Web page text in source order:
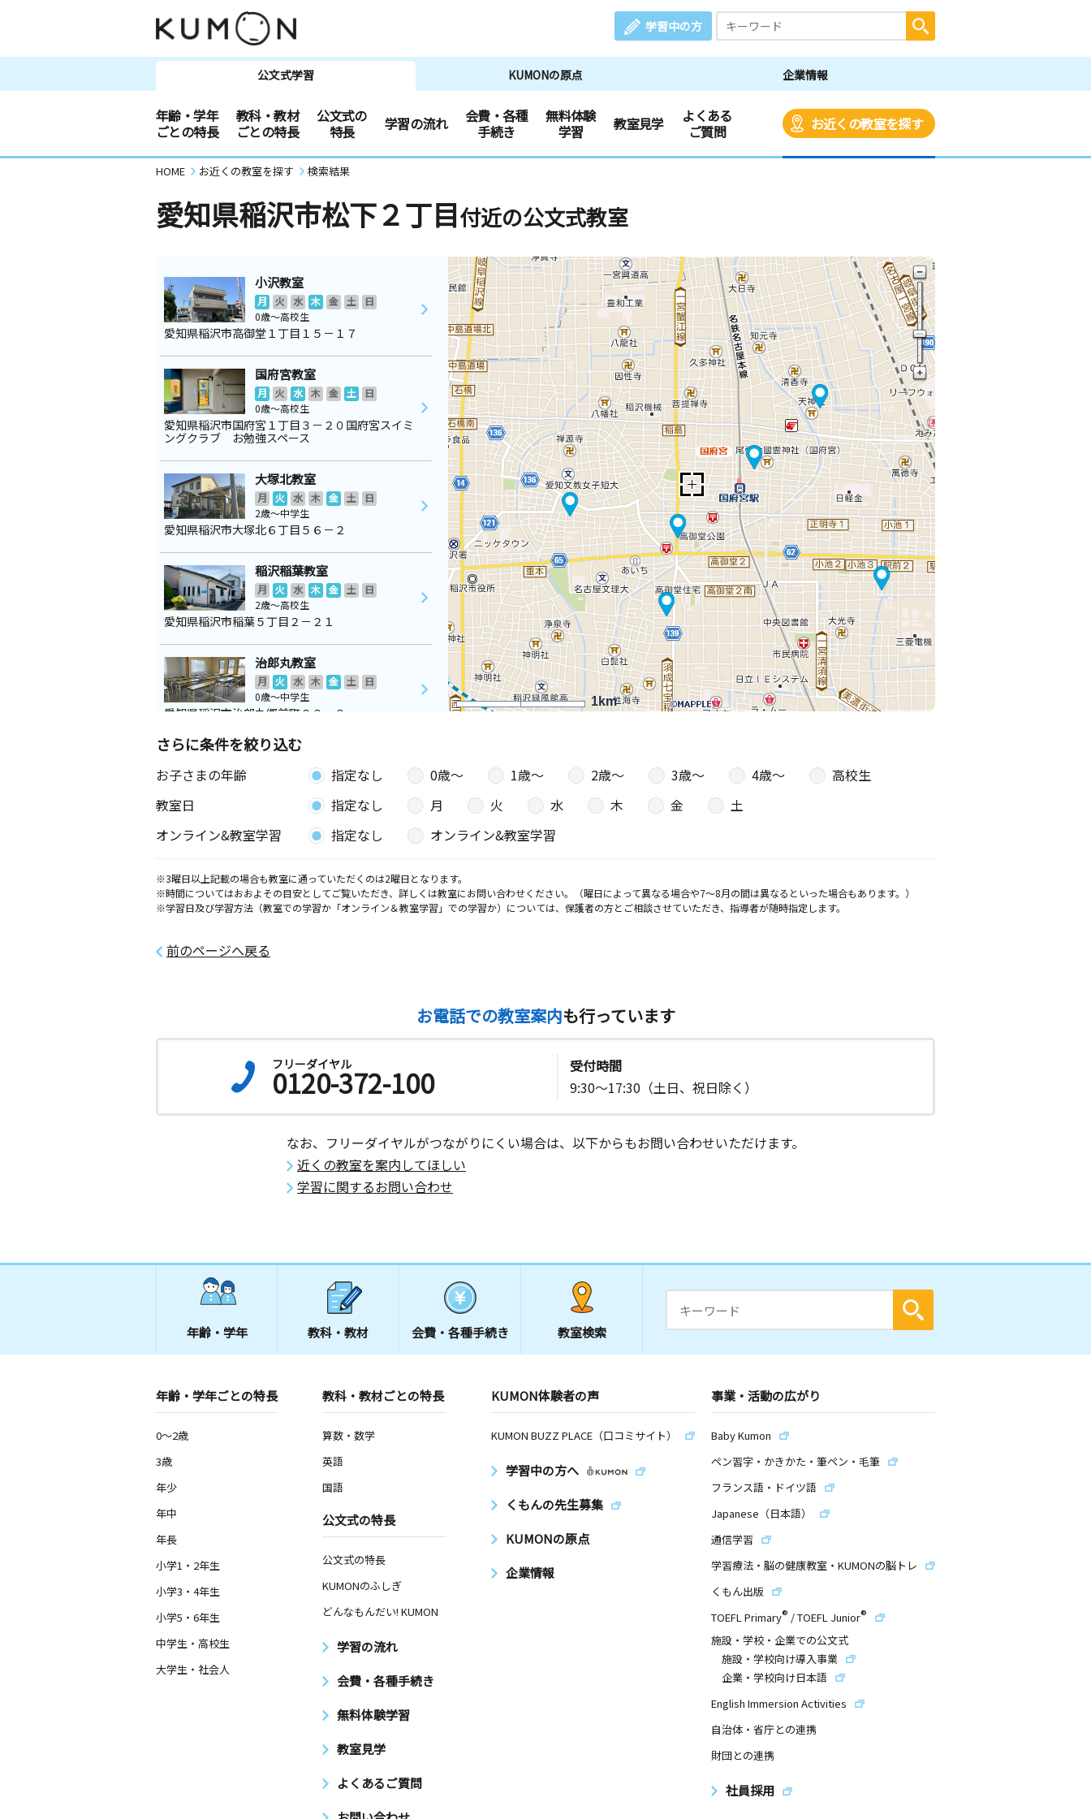
学習中の方
公文式学習 KUMONの原点 企業情報
年齢・学年
ごとの特長
教科・教材
ごとの特長
公文式の
特長
学習の流れ
会費・各種
手続き
無料体験
学習
教室見学
よくある
ご質問
お近くの教室を探す
HOME お近くの教室を探す 検索結果
愛知県稲沢市松下２丁目付近の公文式教室
1km
小沢教室
月 火 水 木 金 土
日
0歳～高校生
愛知県稲沢市高御堂１丁目１５－１７
国府宮教室
月 火 水 木 金 土
日
0歳～高校生
愛知県稲沢市国府宮１丁目３－２０国府宮スイミ
ングクラブ お勉強スペース
大塚北教室
月 火 水 木 金 土
日
2歳～中学生
愛知県稲沢市大塚北６丁目５６－２
稲沢稲葉教室
月 火 水 木 金 土
日
2歳～高校生
愛知県稲沢市稲葉５丁目２－２１
治郎丸教室
月 火 水 木 金 土
日
0歳～中学生
愛知県稲沢市治郎丸郷前町２３－２
小正教室
木 金 土 日
愛知県稲沢市小池３丁目２３番９
さらに条件を絞り込む
お子さまの年齢 指定なし 0歳〜 1歳〜 2歳〜 3歳〜 4歳〜
高校生
教室日
指定なし 月 火 水 木 金
土
オンライン&教室学習
指定なし オンライン&教室学習
※3曜日以上記載の場合も教室に通っていただくのは2曜日となります。
※時間についてはおおよその目安としてご覧いただき、詳しくは教室にお問い合わせください。（曜日によって異なる場合や7～8月の間は異なるといった場合もあります。）
※学習日及び学習方法（教室での学習か「オンライン＆教室学習」での学習か）については、保護者の方とご相談させていただき、指導者が随時指定します。
前のページへ戻る
お電話での教室案内も行っています
フリーダイヤル
0120-372-100
受付時間
9:30～17:30（土日、祝日除く）
なお、フリーダイヤルがつながりにくい場合は、以下からもお問い合わせいただけます。
近くの教室を案内してほしい
学習に関するお問い合わせ
年齢・学年 教科・教材 会費・ 各種手続き 教室検索
年齢・学年ごとの特長
0～2歳
3歳
年少
年中
年長
小学1・2年生
小学3・4年生
小学5・6年生
中学生・高校生
大学生・社会人
教科・教材ごとの特長
算数・数学
英語
国語
公文式の特長
公文式の特長
KUMONのふしぎ
どんなもんだい! KUMON
学習の流れ
会費・各種手続き
無料体験学習
教室見学
よくあるご質問
KUMON体験者の声
KUMON BUZZ PLACE（口コミサイト）
学習中の方へ
くもんの先生募集
KUMONの原点
企業情報
事業・活動の広がり
Baby Kumon
ペン習字・かきかた・筆ペン・毛筆
フランス語・ドイツ語
Japanese（日本語）
通信学習
学習療法・脳の健康教室・KUMONの脳トレ
くもん出版
TOEFL Primary® /TOEFL Junior®
施設・学校・企業での公文式
施設・学校向け導入事業
企業・学校向け日本語
English Immersion Activities
自治体・省庁との連携
財団との連携
社員採用